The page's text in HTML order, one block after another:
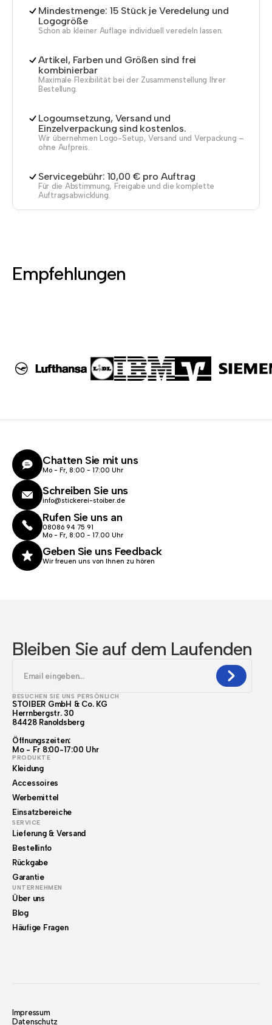
Mindestmenge: 15 Stück je Veredelung und
Logogröße
Schon ab kleiner Auflage individuell veredeln lassen.
Artikel, Farben und Größen sind frei
kombinierbar
Maximale Flexibilität bei der Zusammenstellung Ihrer
Bestellung.
Logoumsetzung, Versand und
Einzelverpackung sind kostenlos.
Wir übernehmen Logo-Setup, Versand und Verpackung –
ohne Aufpreis.
Servicegebühr: 10,00 € pro Auftrag
Für die Abstimmung, Freigabe und die komplette
Auftragsabwicklung.
Empfehlungen
Chatten Sie mit uns
Mo - Fr, 8:00 - 17:00 Uhr
Schreiben Sie uns
info@stickerei-stoiber.de
Rufen Sie uns an
08086 94 75 91
Mo - Fr, 8:00 - 17.00 Uhr
Geben Sie uns Feedback
Wir freuen uns von Ihnen zu hören
Bleiben Sie auf dem Laufenden
BESUCHEN SIE UNS PERSÖNLICH
STOIBER GmbH & Co. KG
Herrnbergstr. 30
84428 Ranoldsberg
Öffnungszeiten:
Mo - Fr 8:00-17:00 Uhr
PRODUKTE
Kleidung
Accessoires
Werbemittel
Einsatzbereiche
SERVICE
Lieferung & Versand
Bestellinfo
Rückgabe
Garantie
UNTERNEHMEN
Über uns
Blog
Häufige Fragen
Impressum
Datenschutz